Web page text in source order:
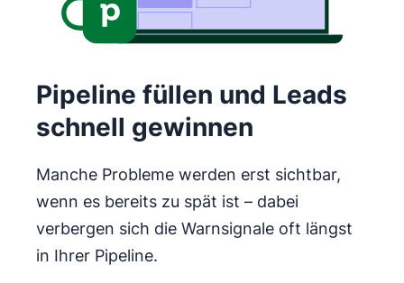
Pipeline füllen und Leads
schnell gewinnen
Manche Probleme werden erst sichtbar,
wenn es bereits zu spät ist – dabei
verbergen sich die Warnsignale oft längst
in Ihrer Pipeline.